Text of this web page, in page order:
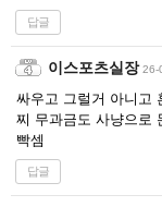
답글
이스포츠실장 26-
싸우고 그럴거 아니고
찌 무과금도 사냥으로
빡셈
답글